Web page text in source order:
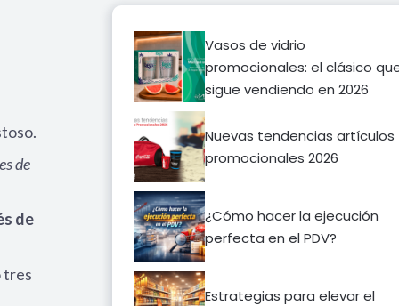
de
de
tres
Vasos de vidrio
promocionales: el clásico
sigue vendiendo en 2026
Nuevas tendencias artículos
promocionales 2026
¿Cómo hacer la ejecución
perfecta en el PDV?
Estrategias para elevar el